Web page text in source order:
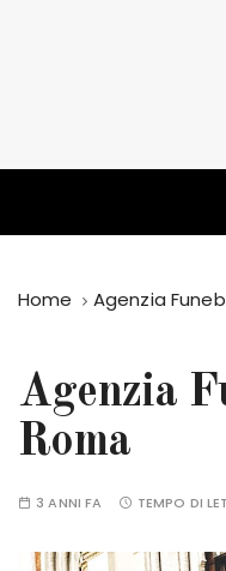
a
Home Agenzia
Agenzia
Roma
3 ANNI FA TEMPO DI